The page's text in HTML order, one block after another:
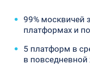
99% москвичей
платформах и
5 платформ в
в